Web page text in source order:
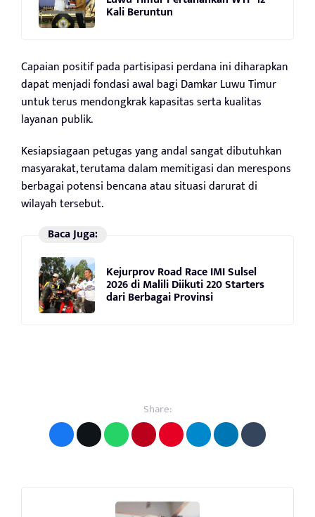
Kali Beruntun
Capaian positif pada partisipasi perdana ini diharapkan
dapat menjadi fondasi awal bagi Damkar Luwu Timur
untuk terus mendongkrak kapasitas serta kualitas
layanan publik.
Kesiapsiagaan petugas yang andal sangat dibutuhkan
masyarakat, terutama dalam memitigasi dan merespons
berbagai potensi bencana atau situasi darurat di
wilayah tersebut.
Baca Juga:
Kejurprov Road Race IMI Sulsel
2026 di Malili Diikuti 220 Starters
dari Berbagai Provinsi
Share: